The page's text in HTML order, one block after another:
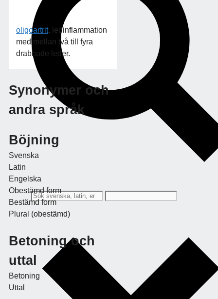
oligoartrit, ledinflammation
med mellan två till fyra
drabbade leder.
Synonymer och
andra språk
Böjning
Svenska
Latin
Engelska
Obestämd form
Bestämd form
Plural (obestämd)
Betoning och
uttal
Betoning
Uttal